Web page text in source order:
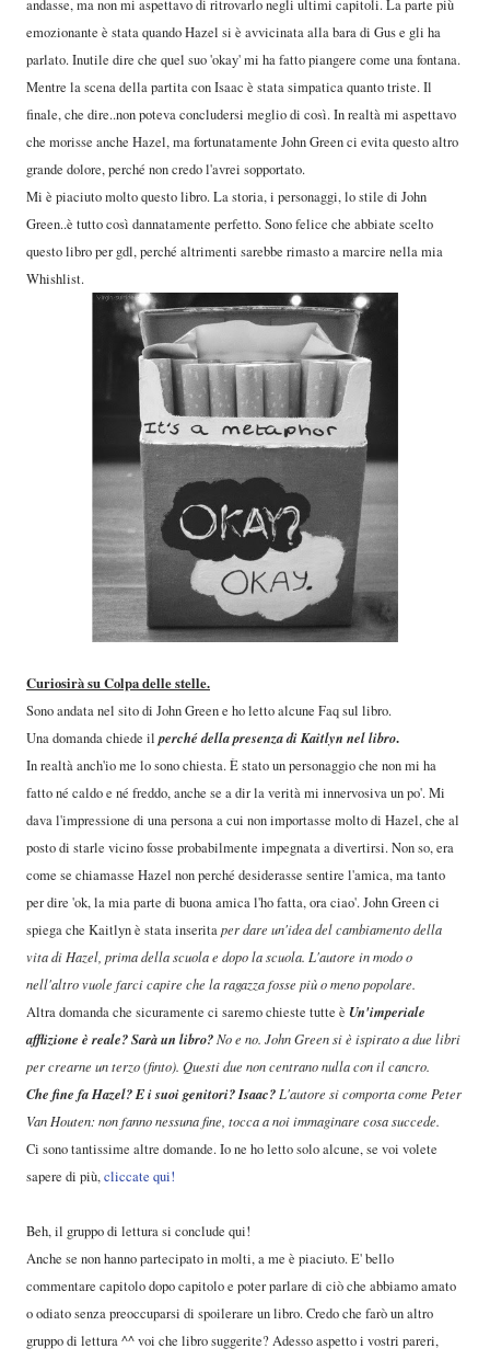
andasse, ma non mi aspettavo di ritrovarlo negli ultimi capitoli. La parte più
emozionante è stata quando Hazel si è avvicinata alla bara di Gus e gli ha
parlato. Inutile dire che quel suo 'okay' mi ha fatto piangere come una fontana.
Mentre la scena della partita con Isaac è stata simpatica quanto triste. Il
finale, che dire..non poteva concludersi meglio di così. In realtà mi aspettavo
che morisse anche Hazel, ma fortunatamente John Green ci evita questo altro
grande dolore, perché non credo l'avrei sopportato.
Mi è piaciuto molto questo libro. La storia, i personaggi, lo stile di John
Green..è tutto così dannatamente perfetto. Sono felice che abbiate scelto
questo libro per gdl, perché altrimenti sarebbe rimasto a marcire nella mia
Whishlist.
Curiosirà su Colpa delle stelle.
Sono andata nel sito di John Green e ho letto alcune Faq sul libro.
Una domandachiede ilperché della presenza di Kaitlyn nel libro.
In realtà anch'io me lo sono chiesta. È stato un personaggio che non mi ha
fatto né caldo e né freddo, anche se a dir la verità mi innervosiva un po'. Mi
dava l'impressione di una persona a cui non importasse molto di Hazel, che al
posto di starle vicino fosse probabilmente impegnata a divertirsi. Non so, era
come se chiamasse Hazel non perché desiderasse sentire l'amica, ma tanto
per dire 'ok, la mia parte di buona amica l'ho fatta, ora ciao'. John Green ci
spiega che Kaitlyn è stata inseritaper dare un'idea del cambiamento della
vita di Hazel, prima della scuola e dopo la scuola. L'autore in modo o
nell'altro vuole farci capire che la ragazza fosse più o meno popolare.
Altra domanda che sicuramente ci saremo chieste tutte è Un'imperiale
afflizione è reale? Sarà un libro?No e no. John Green si è ispirato a due libri
per crearne un terzo (finto). Questi due non centrano nulla con il cancro.
Che fine fa Hazel? E i suoi genitori? Isaac? L'autore si comporta come Peter
Van Houten: non fanno nessuna fine, tocca a noi immaginare cosa succede.
Ci sono tantissime altre domande. Io ne ho letto solo alcune, se voi volete
sapere di più,cliccate qui!
Beh, il gruppo di lettura si conclude qui!
Anche se non hanno partecipato in molti, a me è piaciuto. E' bello
commentare capitolo dopo capitolo e poter parlare di ciò che abbiamo amato
o odiato senza preoccuparsi di spoilerare un libro. Credo che farò un altro
gruppo di lettura ^^ voi che libro suggerite? Adesso aspetto i vostri pareri,